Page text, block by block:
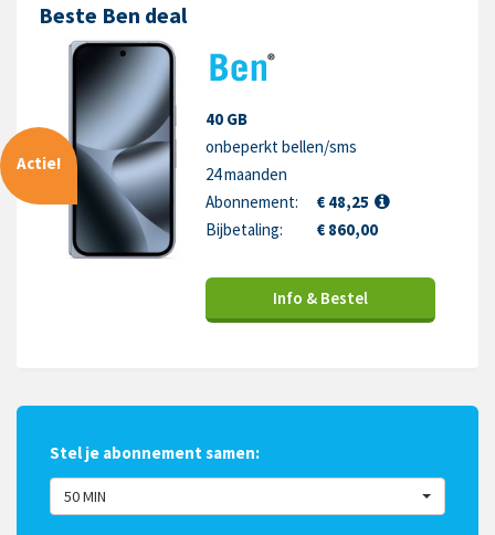
Beste Ben deal
Actie!
40 GB
onbeperkt bellen/sms
24 maanden
Abonnement:
€ 48,25
Bijbetaling:
€ 860,00
Info & Bestel
Stel je abonnement samen:
50 MIN